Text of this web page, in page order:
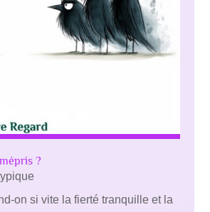
?
on si vite la fierté tranquille et la